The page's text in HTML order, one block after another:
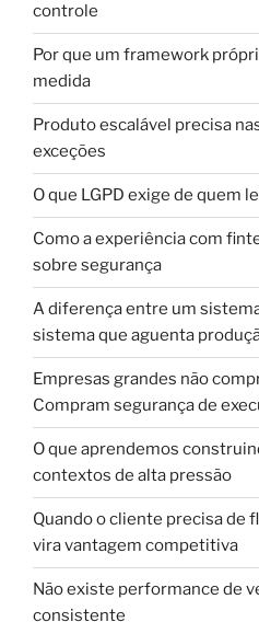
controle
Por que um framework
medida
Produto escalável precisa
exceções
O que LGPD exige de quem
Como a experiência com
sobre segurança
A diferença entre um
sistema que aguenta
Empresas grandes não
Compram segurança de
O que aprendemos
contextos de alta pressão
Quando o cliente precisa de
vira vantagem competitiva
Não existe performance de
consistente